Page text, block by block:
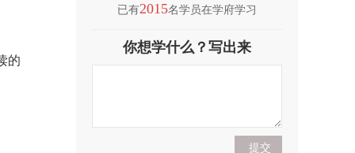
的
(付海悦)2021考研英语
（二）基础入门导学
(付海悦)2021考研英语
（二）基础入门导...
（一）基础入门导学
(康启华)2021考研英语
（一）基础入门导...
已有2015名学员在学府学习
你想学什么？写出来